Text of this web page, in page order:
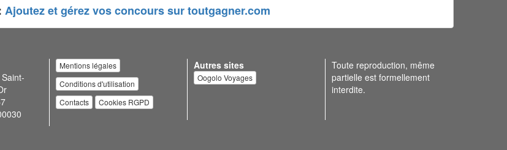
Ajoutez et gérez vos concours sur toutgagner.com
Mentions légales
Conditions d'utilisation
Contacts
Cookies RGPD
Autres sites
Oogolo Voyages
Toute reproduction, même
partielle est formellement
interdite.